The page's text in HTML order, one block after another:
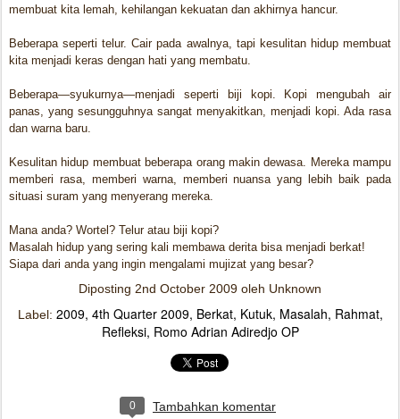
membuat kita lemah, kehilangan kekuatan dan akhirnya hancur.
Beberapa seperti telur. Cair pada awalnya, tapi kesulitan hidup membuat
kita menjadi keras dengan hati yang membatu.
Beberapa—syukurnya—menjadi seperti biji kopi. Kopi mengubah air
panas, yang sesungguhnya sangat menyakitkan, menjadi kopi. Ada rasa
dan warna baru.
Kesulitan hidup membuat beberapa orang makin dewasa. Mereka mampu
memberi rasa, memberi warna, memberi nuansa yang lebih baik pada
situasi suram yang menyerang mereka.
Mana anda? Wortel? Telur atau biji kopi?
Masalah hidup yang sering kali membawa derita bisa menjadi berkat!
Siapa dari anda yang ingin mengalami mujizat yang besar?
Diposting 2nd October 2009 oleh Unknown
Label: 2009 4th Quarter 2009 Berkat Kutuk Masalah Rahmat
Refleksi Romo Adrian Adiredjo OP
0 Tambahkan komentar